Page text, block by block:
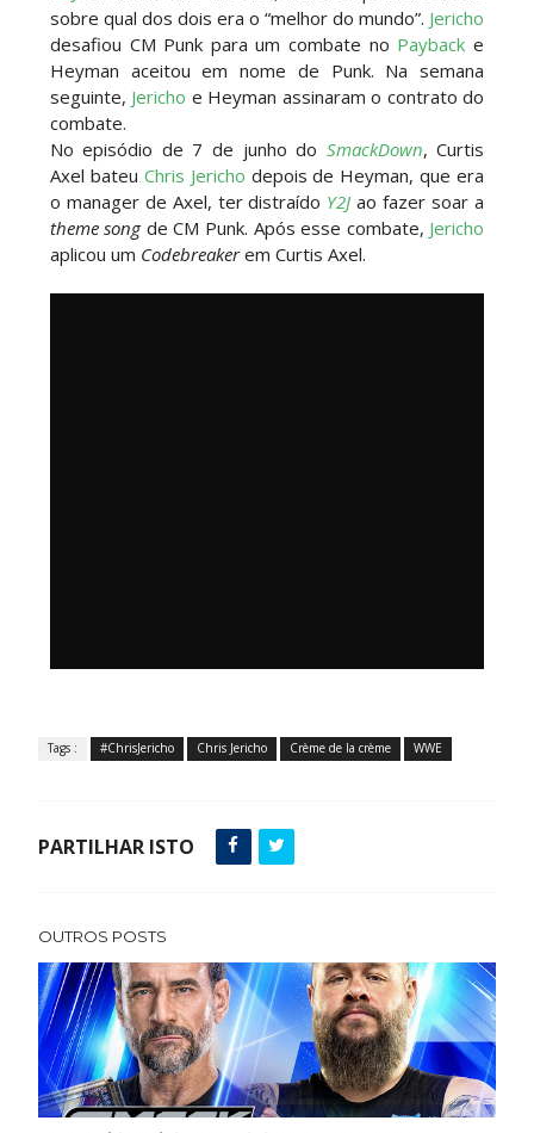
sobre qual dos dois era o “melhor do mundo”. Jericho
desafiou CM Punk para um combate no Payback e
Heyman aceitou em nome de Punk. Na semana
seguinte, Jericho e Heyman assinaram o contrato do
combate.
No episódio de 7 de junho do SmackDown, Curtis
Axel bateu Chris Jericho depois de Heyman, que era
o manager de Axel, ter distraído Y2J ao fazer soar a
theme songde CM Punk. Após esse combate, Jericho
aplicou um Codebreakerem Curtis Axel.
Tags : #ChrisJericho Chris Jericho Crème de la crème WWE
PARTILHAR ISTO
OUTROS POSTS